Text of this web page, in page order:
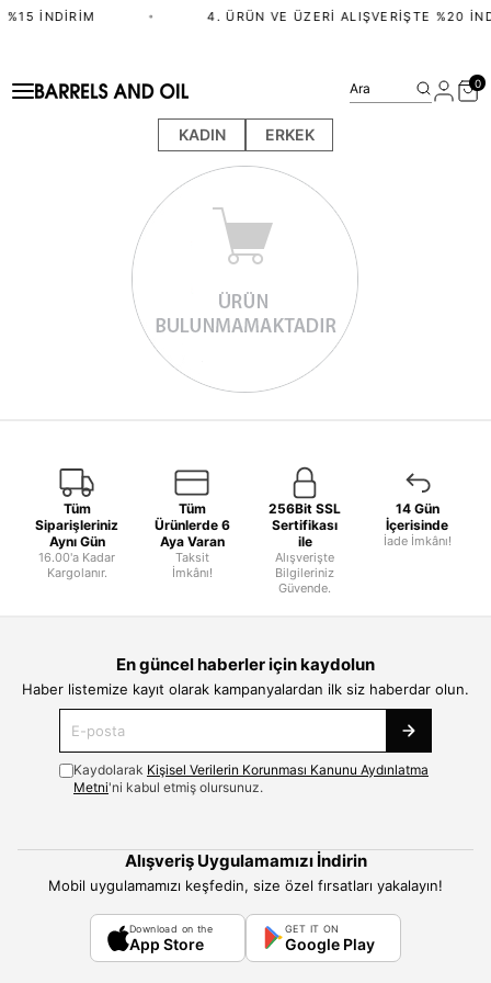
%15 İNDIRIM • 4. ÜRÜN VE ÜZERI ALIŞVERIŞTE %20
KADIN ERKEK
Ara 0
Tüm
Siparişleriniz
Aynı Gün
16.00'a Kadar
Kargolanır.
Tüm
Ürünlerde 6
Aya Varan
Taksit
İmkânı!
256Bit SSL
Sertifikası
ile
Alışverişte
Bilgileriniz
Güvende.
14 Gün
İçerisinde
İade İmkânı!
En güncel haberler için kaydolun
Haber listemize kayıt olarak kampanyalardan ilk siz haberdar olun.
Kaydolarak Kişisel Verilerin Korunması Kanunu Aydınlatma
Metni'ni kabul etmiş olursunuz.
Alışveriş Uygulamamızı İndirin
Mobil uygulamamızı keşfedin, size özel fırsatları yakalayın!
Download on the
App Store
GET IT ON
Google Play